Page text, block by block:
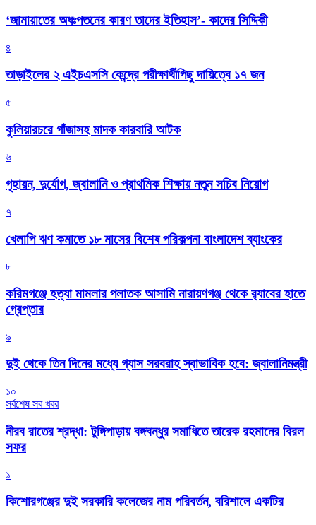
‘জামায়াতের অধঃপতনের কারণ তাদের ইতিহাস’- কাদের সিদ্দিকী
৪
তাড়াইলের ২ এইচএসসি কেন্দ্রে পরীক্ষার্থীপিছু দায়িত্বে ১৭ জন
৫
কুলিয়ারচরে গাঁজাসহ মাদক কারবারি আটক
৬
গৃহায়ন, দুর্যোগ, জ্বালানি ও প্রাথমিক শিক্ষায় নতুন সচিব নিয়োগ
৭
খেলাপি ঋণ কমাতে ১৮ মাসের বিশেষ পরিকল্পনা বাংলাদেশ ব্যাংকের
৮
করিমগঞ্জে হত্যা মামলার পলাতক আসামি নারায়ণগঞ্জ থেকে র‌্যাবের হাতে
গ্রেপ্তার
৯
দুই থেকে তিন দিনের মধ্যে গ্যাস সরবরাহ স্বাভাবিক হবে: জ্বালানিমন্ত্রী
১০
সর্বশেষ সব খবর
নীরব রাতের শ্রদ্ধা: টুঙ্গিপাড়ায় বঙ্গবন্ধুর সমাধিতে তারেক রহমানের বিরল
সফর
১
কিশোরগঞ্জের দুই সরকারি কলেজের নাম পরিবর্তন, বরিশালে একটির